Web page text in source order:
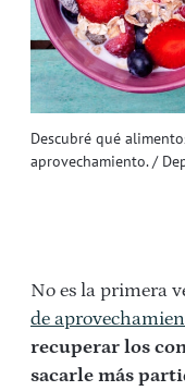
Descubré qué
aprovechamiento. /
No es la primera
de
recuperar los
sacarle más